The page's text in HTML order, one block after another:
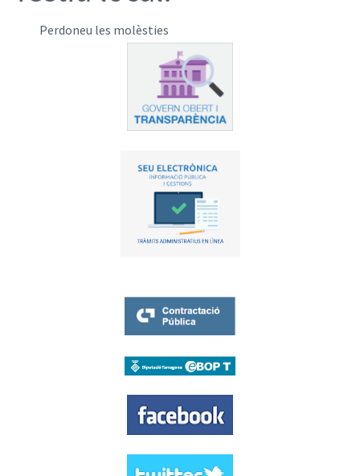
Perdoneu les molèsties